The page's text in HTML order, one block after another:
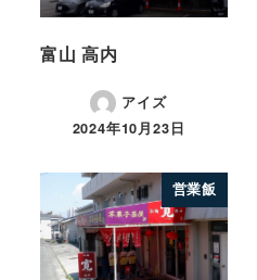
富山 高内
アイズ
2024年10月23日
営業飯